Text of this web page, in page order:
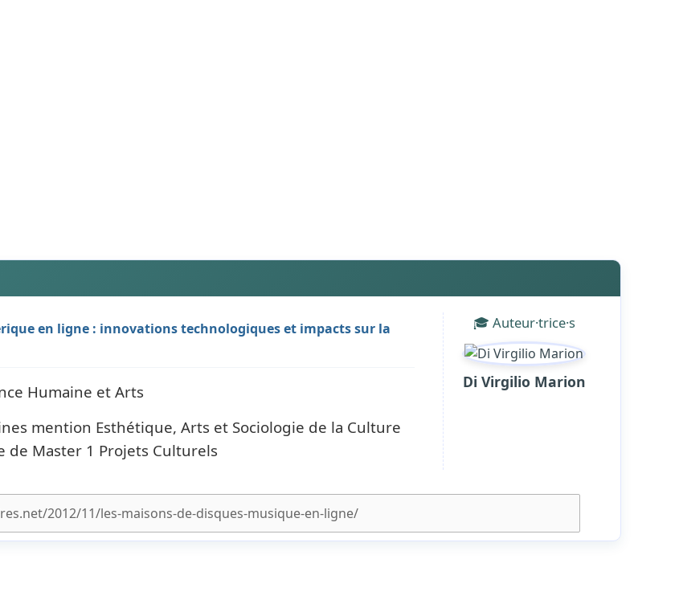
en ligne : innovations technologiques et impacts sur la
Humaine et Arts
mention Esthétique, Arts et Sociologie de la Culture
Master 1 Projets Culturels
🎓 Auteur·trice·s
Di Virgilio Marion